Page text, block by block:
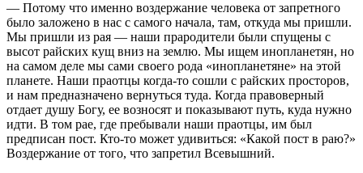
— Потому что именно воздержание человека от запретного
было заложено в нас с самого начала, там, откуда мы пришли.
Мы пришли из рая — наши прародители были спущены с
высот райских кущ вниз на землю. Мы ищем инопланетян, но
на самом деле мы сами своего рода «инопланетяне» на этой
планете. Наши праотцы когда-то сошли с райских просторов,
и нам предназначено вернуться туда. Когда правоверный
отдает душу Богу, ее возносят и показывают путь, куда нужно
идти. В том рае, где пребывали наши праотцы, им был
предписан пост. Кто-то может удивиться: «Какой пост в раю?»
Воздержание от того, что запретил Всевышний.